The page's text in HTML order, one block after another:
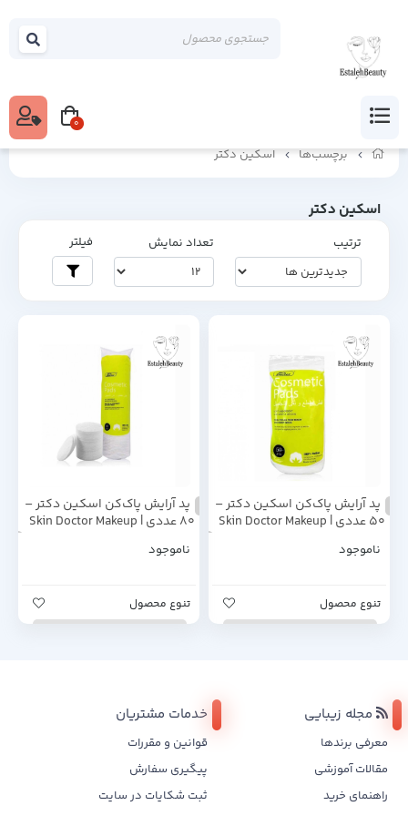
برچسب‌ها اسکین دکتر
اسکین دکتر
ترتیب تعداد نمایش فیلتر
پد آرایش پاک‌کن اسکین دکتر –
۵۰ عددی | Skin Doctor Makeup
ناموجود
تنوع محصول
پد آرایش پاک‌کن اسکین دکتر –
۸۰ عددی | Skin Doctor Makeup
ناموجود
تنوع محصول
مجله زیبایی
معرفی برندها
مقالات آموزشی
راهنمای خرید
خدمات مشتریان
قوانین و مقررات
پیگیری سفارش
ثبت شکایات در سایت
0